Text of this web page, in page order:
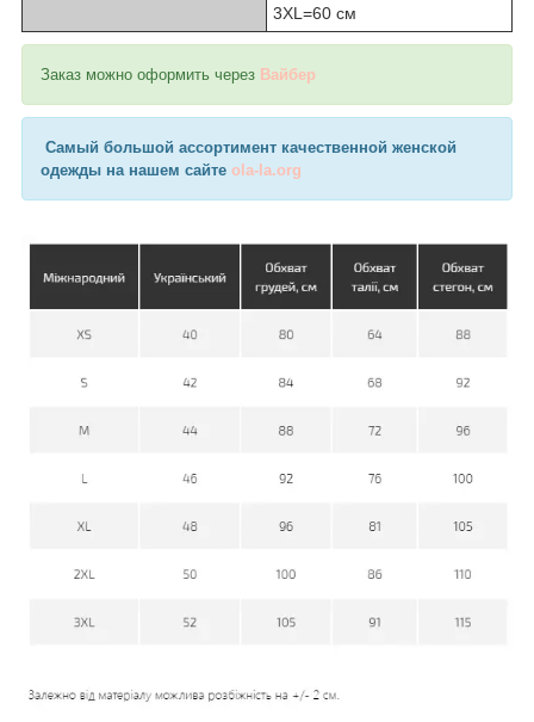
3XL=60 см
Заказ можно оформить через Вайбер
Самый большой ассортимент качественной женской
одежды на нашем сайте ola-la.org